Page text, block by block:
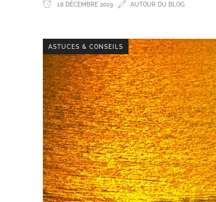
18 DÉCEMBRE 2019 AUTOUR DU BLOG
ASTUCES & CONSEILS